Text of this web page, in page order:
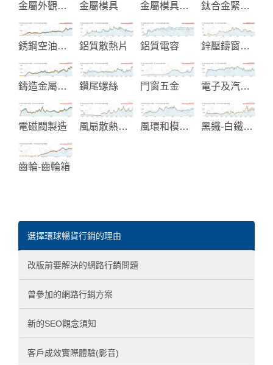
金屬外觀表面處理加工服務 金屬模具 金屬模具代工製造 鈦合金緊固件和鋼絲桿製造
銹鋼空油壓管配件接頭 鋁質散熱片 鋁質電容 鋅壓鑄窗簾五金-汽配五金
鑄造金屬閥門零件 鑽尾螺絲 門窗五金 電子及汽車塑膠零組件
電磁閥製造 風扇散熱系統 風環和模頭製造 黑鐵-白鐵螺絲和複合螺絲
齒輪-齒輪箱
選擇環球暢貨行銷的理由
改版前要解決的網路行銷問題
曾參加的網路行銷方案
新的SEO觀念須知
客戶成效實際體驗(影音)